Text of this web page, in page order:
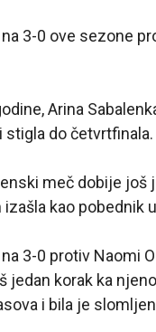
3-0 ove sezone
Arina
stigla do četvrtfinala.
meč dobije
kao
3-0 protiv Naomi
jedan korak ka
i bila je